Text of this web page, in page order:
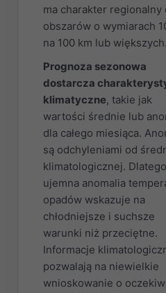
ma charakter regionalny
obszarów o wymiarach
na 100 km lub
Prognoza sezonowa
dostarcza
klimatyczne, takie jak
wartości średnie lub
dla całego miesiąca.
są odchyleniami od
klimatologicznej. Dlatego
ujemna anomalia
opadów wskazuje na
chłodniejsze i suchsze
warunki niż przeciętne.
Informacje
pozwalają na niewielkie
wnioskowanie o